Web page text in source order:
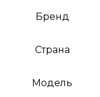
Бренд
Страна
Модель